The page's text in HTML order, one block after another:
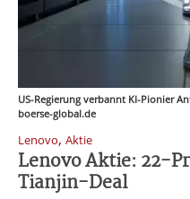
US-Regierung verbannt KI-Pionier
boerse-global.de
Lenovo, Aktie
Lenovo Aktie: 22-
Tianjin-Deal